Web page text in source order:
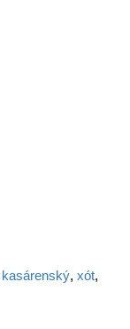
kasárenský, xót,